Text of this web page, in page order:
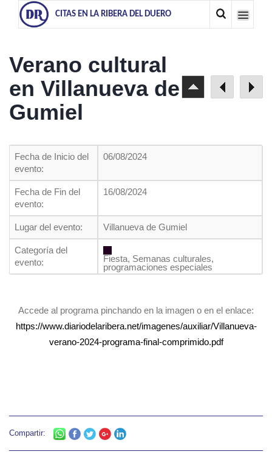
CITAS EN LA RIBERA DEL DUERO
Verano cultural
en Villanueva de
Gumiel
Fecha de Inicio del
evento:
06/08/2024
Fecha de Fin del
evento:
16/08/2024
Lugar del evento: Villanueva de Gumiel
Categoría del
evento:
Fiesta, Semanas culturales,
programaciones especiales
Accede al programa pinchando en la imagen o en el enlace:
https://www.diariodelaribera.net/imagenes/auxiliar/Villanueva-
verano-2024-programa-final-comprimido.pdf
Compartir: